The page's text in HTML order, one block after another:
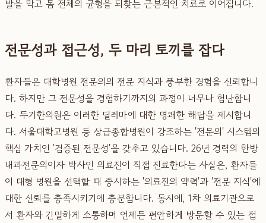
발을 막고 몸 전체의 균형을 되찾는 근본적인 치료로 이어집니다.
전문성과 접근성, 두 마리 토끼를 잡다
환자들은 대학병원 전문의의 전문 지식과 풍부한 경험을 신뢰합니
다. 하지만 그 전문성을 경험하기까지의 과정이 너무나 험난합니
다. 두기한의원은 이러한 딜레마에 대한 명쾌한 해답을 제시합니
다. 서울대학교병원 등 상급종합병원이 강조하는 '전문의' 시스템의
핵심 가치인 '검증된 전문성'을 갖추고 있습니다. 26년 경력의 한방
내과전문의이자 박사인 의료진이 직접 진료한다는 사실은, 환자들
이 대형 병원을 선택할 때 중시하는 '의료진의 약력'과 '전문 지식'에
대한 신뢰를 충족시키기에 충분합니다. 동시에, 1차 의료기관으로
서 환자와 긴밀하게 소통하며 언제든 편안하게 방문할 수 있는 접